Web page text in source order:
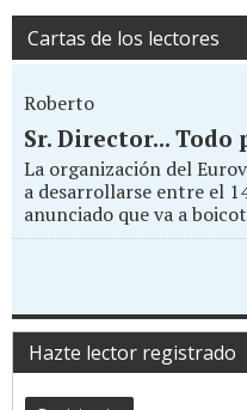
Cartas de los lectores
Roberto
Sr. Director...
La organización del
a desarrollarse entre el
anunciado que va a
Hazte lector registrado